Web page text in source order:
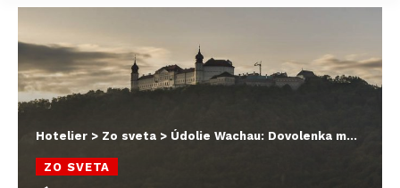
Hotelier > Zo sveta > Údolie Wachau: Dovolenka medzi Dunajom, vínom a marhuľami
ZO SVETA